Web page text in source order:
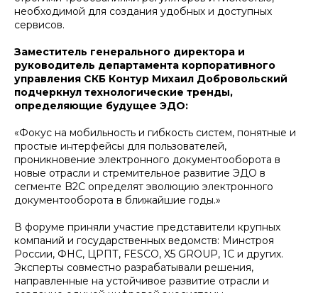
необходимой для создания удобных и доступных
сервисов.
Заместитель генерального директора и
руководитель департамента корпоративного
управления СКБ Контур Михаил Добровольский
подчеркнул технологические тренды,
определяющие будущее ЭДО:
«Фокус на мобильность и гибкость систем, понятные и
простые интерфейсы для пользователей,
проникновение электронного документооборота в
новые отрасли и стремительное развитие ЭДО в
сегменте B2C определят эволюцию электронного
документооборота в ближайшие годы.»
В форуме приняли участие представители крупных
компаний и государственных ведомств: Минстроя
России, ФНС, ЦРПТ, FESCO, X5 GROUP, 1С и других.
Эксперты совместно разрабатывали решения,
направленные на устойчивое развитие отрасли и